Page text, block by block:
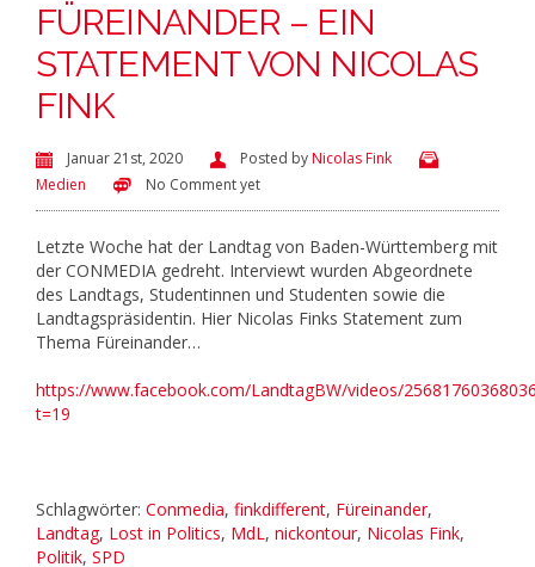
FÜREINANDER – EIN
STATEMENT VON NICOLAS
FINK
Januar 21st, 2020 Posted byNicolas Fink
Medien
No Comment yet
Letzte Woche hat der Landtag von Baden-Württemberg mit
der CONMEDIA gedreht. Interviewt wurden Abgeordnete
des Landtags, Studentinnen und Studenten sowie die
Landtagspräsidentin. Hier Nicolas Finks Statement zum
Thema Füreinander…
https://www.facebook.com/LandtagBW/videos/
t=19
Schlagwörter: Conmedia, finkdifferent, Füreinander,
Landtag, Lost in Politics, MdL, nickontour, Nicolas Fink,
Politik, SPD